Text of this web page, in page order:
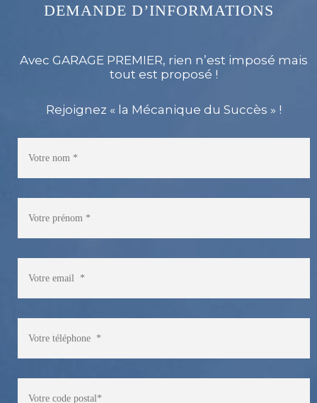
DEMANDE D’INFORMATIONS
Avec GARAGE PREMIER, rien n’est imposé mais
tout est proposé !
Rejoignez « la Mécanique du Succès » !